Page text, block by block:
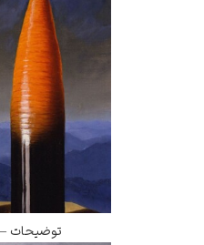
توضیحات – رنه ماگریت